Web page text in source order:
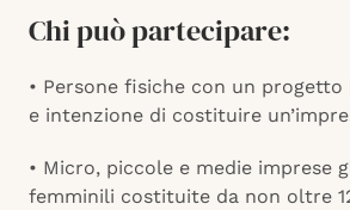
Chi può partecipare:
• Persone fisiche con un
e intenzione di costituire
• Micro, piccole e medie imprese
femminili costituite da non oltre